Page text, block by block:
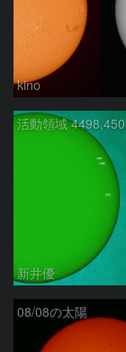
kino
新井優
08/08の太陽